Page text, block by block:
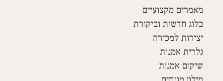
מאמרים מקצועיים
בלוג חדשות וביקורת
יצירות למכירה
גלרית אמנות
שיקום אמנות